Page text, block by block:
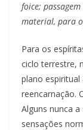
foice;
material, para
Para os
ciclo terrestre,
plano
reencarnação.
Alguns nunca
sensações